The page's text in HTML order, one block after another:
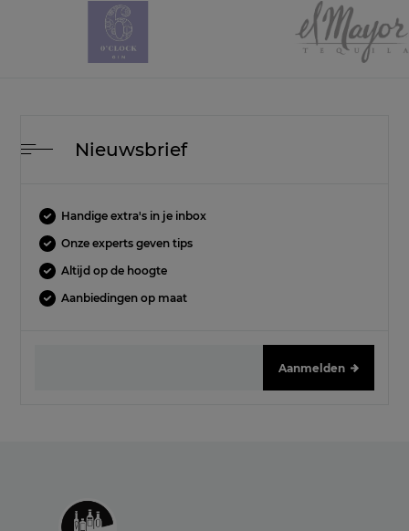
Nieuwsbrief
Handige extra's in je inbox
Onze experts geven tips
Altijd op de hoogte
Aanbiedingen op maat
Aanmelden